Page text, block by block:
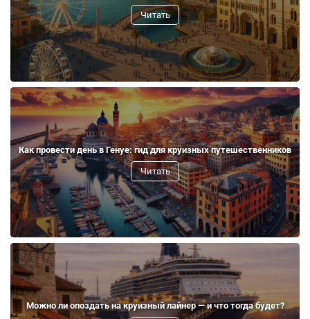
Читать
Как провести день в Генуе: гид для круизных путешественников
Читать
Можно ли опоздать на круизный лайнер — и что тогда будет?